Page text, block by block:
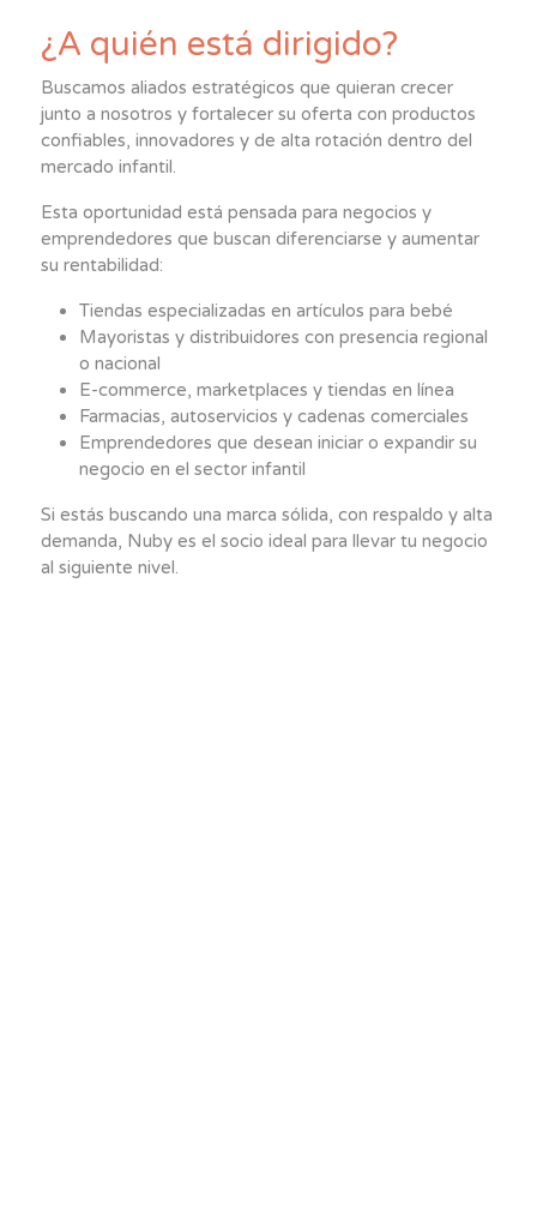
¿A quién está dirigido?
Buscamos aliados estratégicos que quieran crecer
junto a nosotros y fortalecer su oferta con productos
confiables, innovadores y de alta rotación dentro del
mercado infantil.
Esta oportunidad está pensada para negocios y
emprendedores que buscan diferenciarse y aumentar
su rentabilidad:
Tiendas especializadas en artículos para bebé
Mayoristas y distribuidores con presencia regional
o nacional
E-commerce, marketplaces y tiendas en línea
Farmacias, autoservicios y cadenas comerciales
Emprendedores que desean iniciar o expandir su
negocio en el sector infantil
Si estás buscando una marca sólida, con respaldo y alta
demanda, Nuby es el socio ideal para llevar tu negocio
al siguiente nivel.